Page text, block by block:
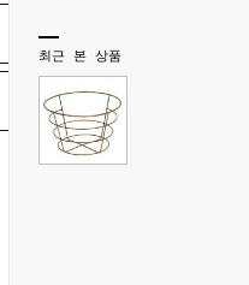
최근 본 상품